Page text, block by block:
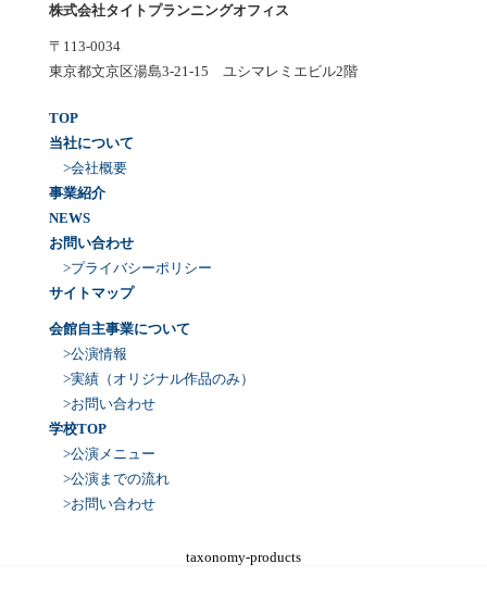
株式会社タイトプランニングオフィス
〒113-0034
東京都文京区湯島3-21-15 ユシマレミエビル2階
TOP
当社について
>会社概要
事業紹介
NEWS
お問い合わせ
>プライバシーポリシー
サイトマップ
会館自主事業について
>公演情報
>実績（オリジナル作品のみ）
>お問い合わせ
学校TOP
>公演メニュー
>公演までの流れ
>お問い合わせ
taxonomy-products